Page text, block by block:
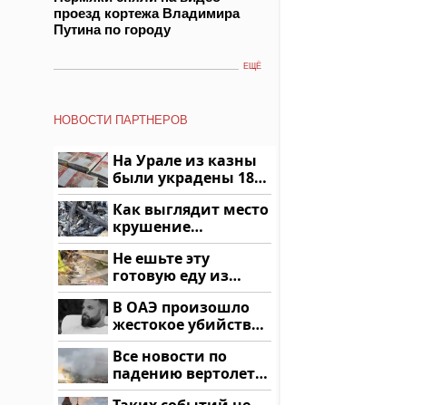
проезд кортежа Владимира
Путина по городу
ЕЩЁ
НОВОСТИ ПАРТНЕРОВ
На Урале из казны
были украдены 18
миллионов рублей
Как выглядит место
крушение
вертолета на
Кавказе: смотреть
Не ешьте эту
готовую еду из
магазина: список
В ОАЭ произошло
жестокое убийство
криптомиллионера
Все новости по
падению вертолета
на Кавказе: читать